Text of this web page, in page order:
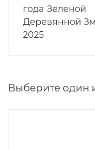
года Зеленой
Деревянной
2025
Выберите один